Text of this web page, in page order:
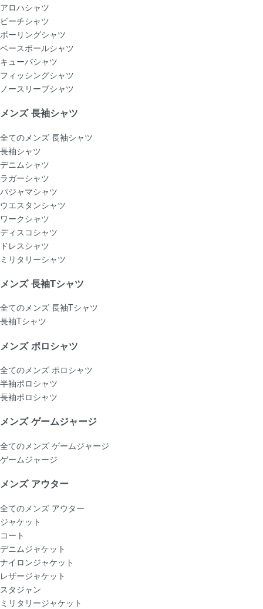
アロハシャツ
ビーチシャツ
ボーリングシャツ
ベースボールシャツ
キューバシャツ
フィッシングシャツ
ノースリーブシャツ
メンズ 長袖シャツ
全てのメンズ 長袖シャツ
長袖シャツ
デニムシャツ
ラガーシャツ
パジャマシャツ
ウエスタンシャツ
ワークシャツ
ディスコシャツ
ドレスシャツ
ミリタリーシャツ
メンズ 長袖Tシャツ
全てのメンズ 長袖Tシャツ
長袖Tシャツ
メンズ ポロシャツ
全てのメンズ ポロシャツ
半袖ポロシャツ
長袖ポロシャツ
メンズ ゲームジャージ
全てのメンズ ゲームジャージ
ゲームジャージ
メンズ アウター
全てのメンズ アウター
ジャケット
コート
デニムジャケット
ナイロンジャケット
レザージャケット
スタジャン
ミリタリージャケット